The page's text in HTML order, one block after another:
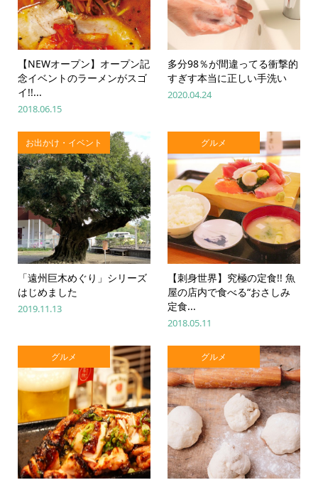
【NEWオープン】オープン記
念イベントのラーメンがスゴ
イ!!...
2018.06.15
多分98％が間違ってる衝撃的
すぎす本当に正しい手洗い
2020.04.24
お出かけ・イベント
「遠州巨木めぐり」シリーズ
はじめました
2019.11.13
グルメ
【刺身世界】究極の定食!! 魚
屋の店内で食べる“おさしみ
定食...
2018.05.11
グルメ グルメ